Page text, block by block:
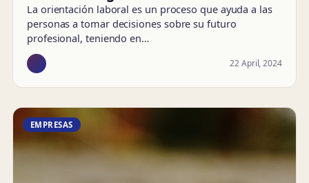
La orientación laboral es un proceso que ayuda a las
personas a tomar decisiones sobre su futuro
profesional, teniendo en…
22 April, 2024
EMPRESAS